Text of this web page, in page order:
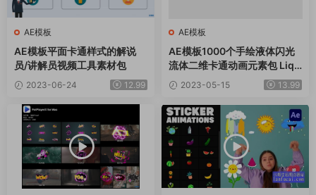
AE模板
AE模板平面卡通样式的解说
员/讲解员视频工具素材包
2023-06-24 12.99
AE模板
AE模板1000个手绘液体闪光
流体二维卡通动画元素包 Liqu
id Elements
2023-05-15 13.99